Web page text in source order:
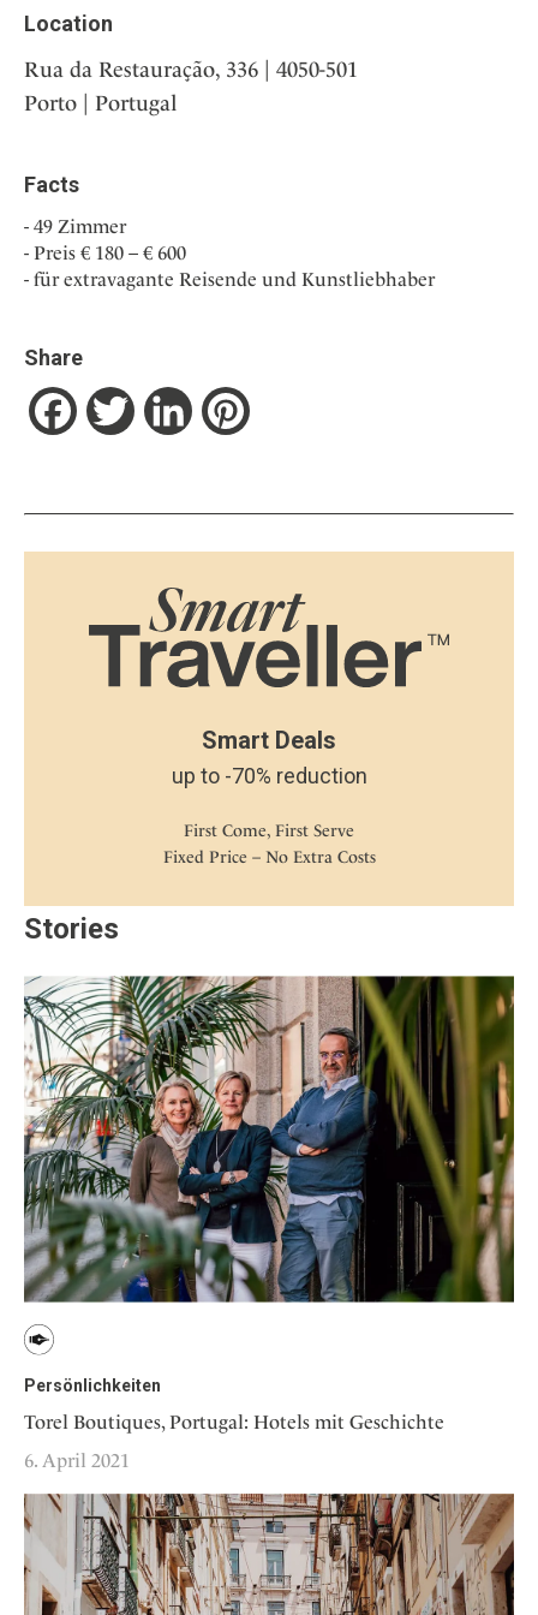
Location
Rua da Restauração, 336 | 4050-501
Porto | Portugal
Facts
49 Zimmer
Preis € 180 – € 600
für extravagante Reisende und Kunstliebhaber
Share
FacebookTwitter LinkedIn
Smart Deals
up to -70% reduction
First Come, First Serve
Fixed Price – No Extra Costs
Stories
Persönlichkeiten
Torel Boutiques, Portugal: Hotels mit Geschichte
6. April 2021